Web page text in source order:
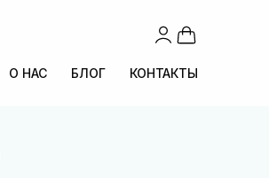
О НАС БЛОГ КОНТАКТЫ